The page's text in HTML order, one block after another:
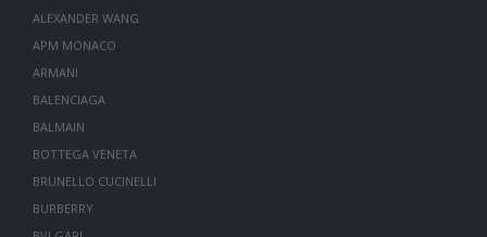
ALEXANDER WANG
APM MONACO
ARMANI
BALENCIAGA
BALMAIN
BOTTEGA VENETA
BRUNELLO CUCINELLI
BURBERRY